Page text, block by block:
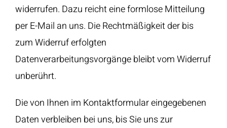
widerrufen. Dazu reicht eine formlose Mitteilung
per E-Mail an uns. Die Rechtmäßigkeit der bis
zum Widerruf erfolgten
Datenverarbeitungsvorgänge bleibt vom Widerruf
unberührt.
Die von Ihnen im Kontaktformular eingegebenen
Daten verbleiben bei uns, bis Sie uns zur